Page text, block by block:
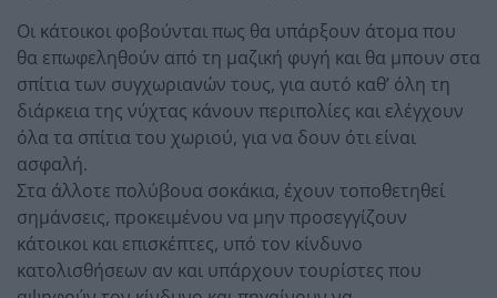
Οι κάτοικοι φοβούνται πως θα υπάρξουν άτομα που
θα επωφεληθούν από τη μαζική φυγή και θα μπουν στα
σπίτια των συγχωριανών τους, για αυτό καθ’ όλη τη
διάρκεια της νύχτας κάνουν περιπολίες και ελέγχουν
όλα τα σπίτια του χωριού, για να δουν ότι είναι
ασφαλή.
Στα άλλοτε πολύβουα σοκάκια, έχουν τοποθετηθεί
σημάνσεις, προκειμένου να μην προσεγγίζουν
κάτοικοι και επισκέπτες, υπό τον κίνδυνο
κατολισθήσεων αν και υπάρχουν τουρίστες που